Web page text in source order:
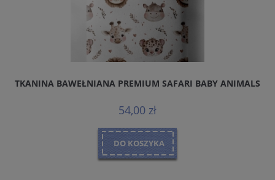
TKANINA BAWEŁNIANA PREMIUM SAFARI BABY ANIMALS
54,00 zł
DO KOSZYKA